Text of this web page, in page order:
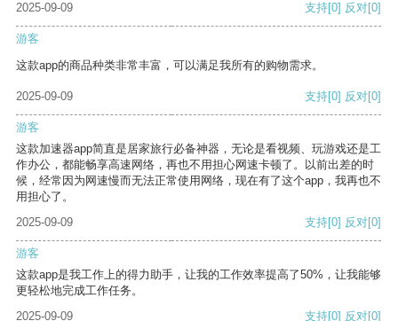
2025-09-09
支持[0] 反对[0]
游客
这款app的商品种类非常丰富，可以满足我所有的购物需求。
2025-09-09 支持[0] 反对[0]
游客
这款加速器app简直是居家旅行必备神器，无论是看视频、玩游戏还是工
作办公，都能畅享高速网络，再也不用担心网速卡顿了。以前出差的时
候，经常因为网速慢而无法正常使用网络，现在有了这个app，我再也不
用担心了。
2025-09-09
支持[0] 反对[0]
游客
这款app是我工作上的得力助手，让我的工作效率提高了50%，让我能够
更轻松地完成工作任务。
2025-09-09
支持[0] 反对[0]